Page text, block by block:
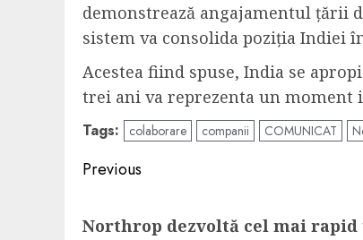
demonstrează angajamentul țării
sistem va consolida poziția Indiei
Acestea fiind spuse, India se
trei ani va reprezenta un
Tags: colaborare companii COMUNICAT
Post
Previous
post:
Northrop dezvoltă cel mai